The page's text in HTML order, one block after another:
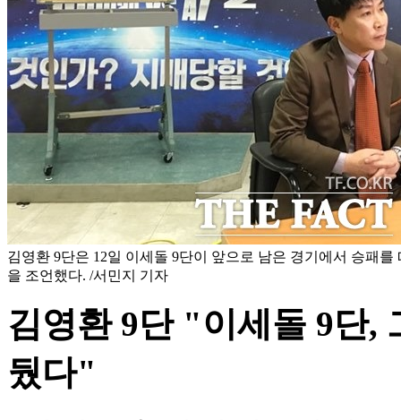
김영환 9단은 12일 이세돌 9단이 앞으로 남은 경기에서 승패
을 조언했다. /서민지 기자
김영환 9단 "이세돌 9단,
뒀다"